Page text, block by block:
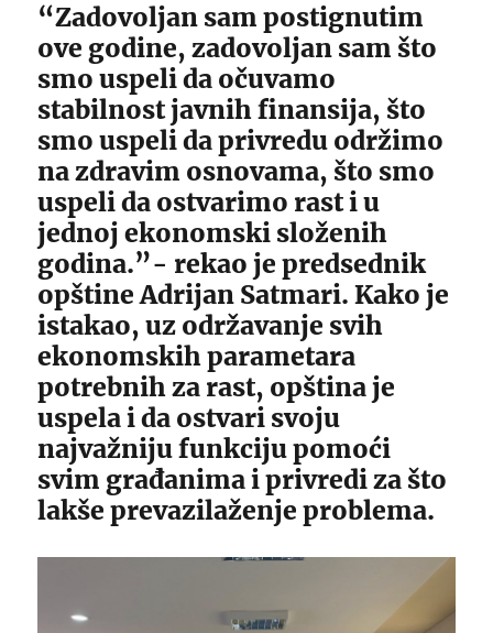
“Zadovoljan sam postignutim
ove godine, zadovoljan sam što
smo uspeli da očuvamo
stabilnost javnih finansija, što
smo uspeli da privredu održimo
na zdravim osnovama, što smo
uspeli da ostvarimo rast i u
jednoj ekonomski složenih
godina.”- rekao je predsednik
opštine Adrijan Satmari. Kako je
istakao, uz održavanje svih
ekonomskih parametara
potrebnih za rast, opština je
uspela i da ostvari svoju
najvažniju funkciju pomoći
svim građanima i privredi za što
lakše prevazilaženje problema.